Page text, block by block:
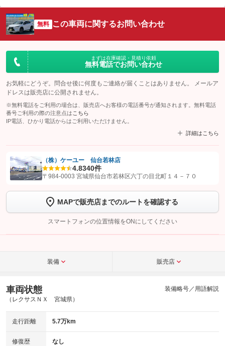
無料 この車両に関するお問い合わせ
まずは在庫確認・見積り依頼
無料電話でお問い合わせ
お気軽にどうぞ。問合せ後に何度もご連絡が届くことはありません。 メールア
ドレスは販売店に公開されません。
※無料電話をご利用の場合は、販売店へお客様の電話番号が通知されます。無料電話
番号ご利用の際の注意点は こちら
IP電話、ひかり電話からはご利用いただけません。
詳細はこちら
【STEP1】認証画面でグーネットを友だち追加してから「許可する」ボタンを押
トーク画面で
ボタンをタップして問い合わせを
完了してください。
こちら
（株）ケーユー 仙台若林店
4.8340件
〒984-0003 宮城県仙台市若林区六丁の目北町１４－７０
MAPで販売店までのルートを確認する
スマートフォンの位置情報をONにしてください
装備 販売店
車両状態
（レクサスＮＸ 宮城県）
装備略号／用語解説
走行距離 5.7万km
修復歴 なし